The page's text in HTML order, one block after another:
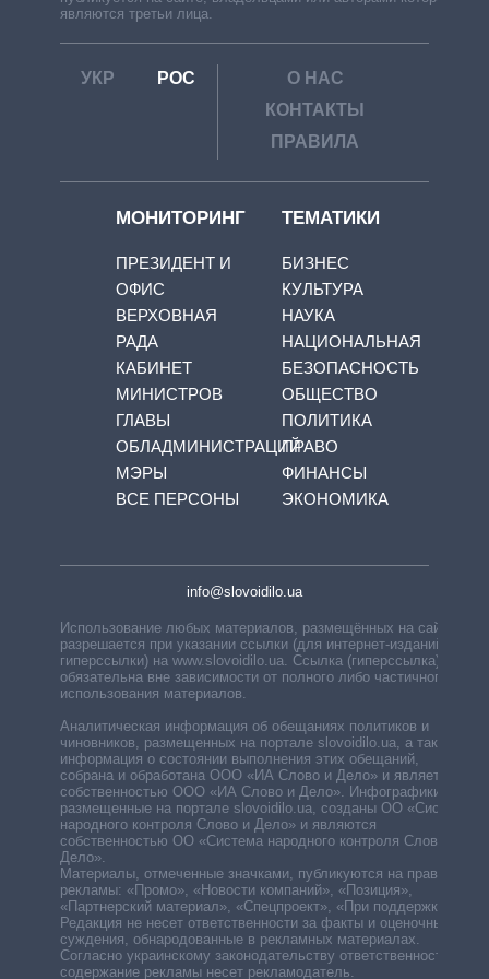
являются третьи лица.
УКР РОС
О НАС
КОНТАКТЫ
ПРАВИЛА
МОНИТОРИНГ
ПРЕЗИДЕНТ И
ОФИС
ВЕРХОВНАЯ
РАДА
КАБИНЕТ
МИНИСТРОВ
ГЛАВЫ
ОБЛАДМИНИСТРАЦИЙ
МЭРЫ
ВСЕ ПЕРСОНЫ
ТЕМАТИКИ
БИЗНЕС
КУЛЬТУРА
НАУКА
НАЦИОНАЛЬНАЯ
БЕЗОПАСНОСТЬ
ОБЩЕСТВО
ПОЛИТИКА
ПРАВО
ФИНАНСЫ
ЭКОНОМИКА
info@slovoidilo.ua
Использование любых материалов, размещённых на сайте,
разрешается при указании ссылки (для интернет-изданий —
гиперссылки) на www.slovoidilo.ua. Ссылка (гиперссылка)
обязательна вне зависимости от полного либо частичного
использования материалов.
Аналитическая информация об обещаниях политиков и
чиновников, размещенных на портале slovoidilo.ua, а также
информация о состоянии выполнения этих обещаний,
собрана и обработана ООО «ИА Слово и Дело» и является
собственностью ООО «ИА Слово и Дело». Инфографики,
размещенные на портале slovoidilo.ua, созданы ОО «Система
народного контроля Слово и Дело» и являются
собственностью ОО «Система народного контроля Слово и
Дело».
Материалы, отмеченные значками, публикуются на правах
рекламы: «Промо», «Новости компаний», «Позиция»,
«Партнерский материал», «Спецпроект», «При поддержке».
Редакция не несет ответственности за факты и оценочные
суждения, обнародованные в рекламных материалах.
Согласно украинскому законодательству ответственность за
содержание рекламы несет рекламодатель.